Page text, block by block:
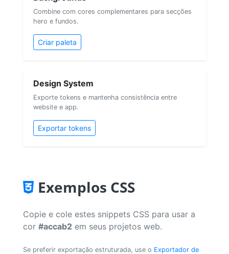
Combine com cores complementares para secções
hero e fundos.
Criar paleta
Design System
Exporte tokens e mantenha consistência entre
website e app.
Exportar tokens
Exemplos CSS
Copie e cole estes snippets CSS para usar a
cor #accab2 em seus projetos web.
Se preferir exportação estruturada, use o Exportador de